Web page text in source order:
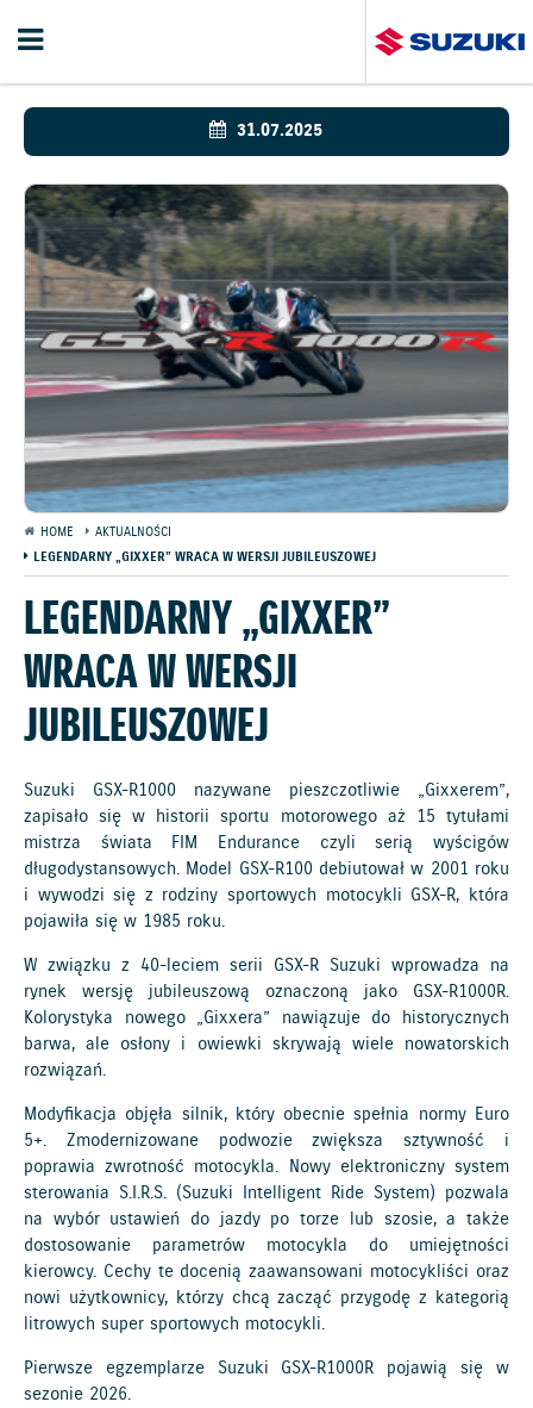
31.07.2025
HOME
AKTUALNOŚCI
LEGENDARNY „GIXXER” WRACA W WERSJI JUBILEUSZOWEJ
LEGENDARNY „GIXXER”
WRACA W WERSJI
JUBILEUSZOWEJ
Suzuki GSX-R1000 nazywane pieszczotliwie „Gixxerem”,
zapisało się w historii sportu motorowego aż 15 tytułami
mistrza świata FIM Endurance czyli serią wyścigów
długodystansowych. Model GSX-R100 debiutował w 2001 roku
i wywodzi się z rodziny sportowych motocykli GSX-R, która
pojawiła się w 1985 roku.
W związku z 40-leciem serii GSX-R Suzuki wprowadza na
rynek wersję jubileuszową oznaczoną jako GSX-R1000R.
Kolorystyka nowego „Gixxera” nawiązuje do historycznych
barwa, ale osłony i owiewki skrywają wiele nowatorskich
rozwiązań.
Modyfikacja objęła silnik, który obecnie spełnia normy Euro
5+. Zmodernizowane podwozie zwiększa sztywność i
poprawia zwrotność motocykla. Nowy elektroniczny system
sterowania S.I.R.S. (Suzuki Intelligent Ride System) pozwala
na wybór ustawień do jazdy po torze lub szosie, a także
dostosowanie parametrów motocykla do umiejętności
kierowcy. Cechy te docenią zaawansowani motocykliści oraz
nowi użytkownicy, którzy chcą zacząć przygodę z kategorią
litrowych super sportowych motocykli.
Pierwsze egzemplarze Suzuki GSX-R1000R pojawią się w
sezonie 2026.